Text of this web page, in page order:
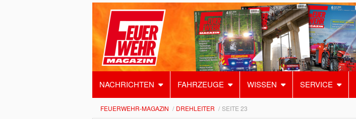
NACHRICHTEN FAHRZEUGE WISSEN SERVICE
FEUERWEHR-MAGAZIN DREHLEITER SEITE 23